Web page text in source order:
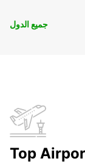
جميع الدول
Top